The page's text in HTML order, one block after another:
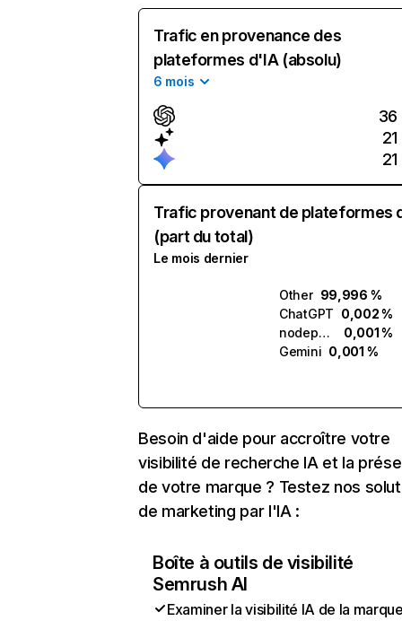
Trafic en provenance des
plateformes d'IA (absolu)
6 mois
36
21
21
Trafic provenant de plateformes
(part du total)
Le mois dernier
Other 99,996 %
ChatGPT 0,002 %
nodepay.ai
0,001 %
Gemini 0,001 %
Besoin d'aide pour accroître votre
visibilité de recherche IA et la
de votre marque ? Testez nos
de marketing par l'IA :
Boîte à outils de visibilité
Semrush AI
Examiner la visibilité IA de la